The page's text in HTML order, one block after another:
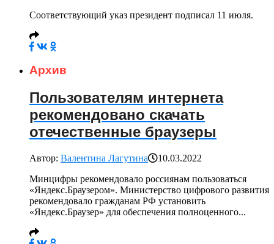
Соответствующий указ президент подписал 11 июля.
Архив
Пользователям интернета
рекомендовано скачать
отечественные браузеры
Автор: Валентина Лагутина
10.03.2022
Минцифры рекомендовало россиянам пользоваться
«Яндекс.Браузером». Министерство цифрового развития
рекомендовало гражданам РФ установить
«Яндекс.Браузер» для обеспечения полноценного...